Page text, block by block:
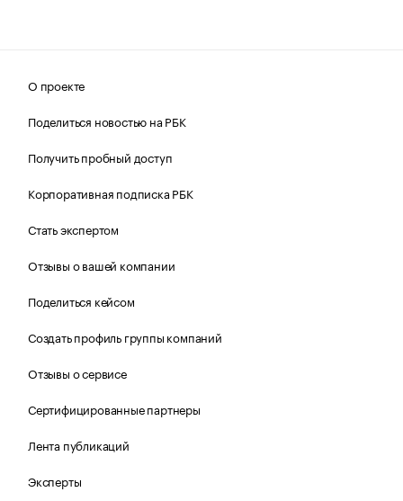
О проекте
Поделиться новостью на РБК
Получить пробный доступ
Корпоративная подписка РБК
Стать экспертом
Отзывы о вашей компании
Поделиться кейсом
Создать профиль группы компаний
Отзывы о сервисе
Сертифицированные партнеры
Лента публикаций
Эксперты